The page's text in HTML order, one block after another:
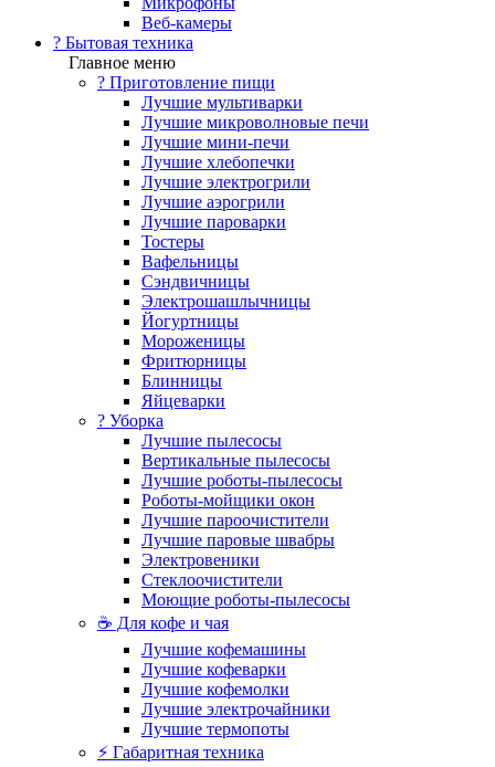
Веб-камеры
? Бытовая техника
Главное меню
? Приготовление пищи
Лучшие мультиварки
Лучшие микроволновые печи
Лучшие мини-печи
Лучшие хлебопечки
Лучшие электрогрили
Лучшие аэрогрили
Лучшие пароварки
Тостеры
Вафельницы
Сэндвичницы
Электрошашлычницы
Йогуртницы
Мороженицы
Фритюрницы
Блинницы
Яйцеварки
? Уборка
Лучшие пылесосы
Вертикальные пылесосы
Лучшие роботы-пылесосы
Роботы-мойщики окон
Лучшие пароочистители
Лучшие паровые швабры
Электровеники
Стеклоочистители
Моющие роботы-пылесосы
☕ Для кофе и чая
Лучшие кофемашины
Лучшие кофеварки
Лучшие кофемолки
Лучшие электрочайники
Лучшие термопоты
⚡ Габаритная техника